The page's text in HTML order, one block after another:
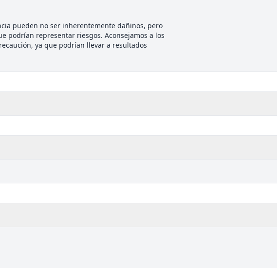
pueden no ser inherentemente dañinos, pero
podrían representar riesgos. Aconsejamos a los
ya que podrían llevar a resultados